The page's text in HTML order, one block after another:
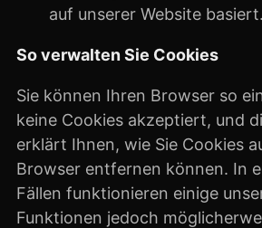
auf unserer Website basiert.
So verwalten Sie Cookies
Sie können Ihren Browser so
keine Cookies akzeptiert, und
erklärt Ihnen, wie Sie Cookies
Browser entfernen können. In
Fällen funktionieren einige
Funktionen jedoch